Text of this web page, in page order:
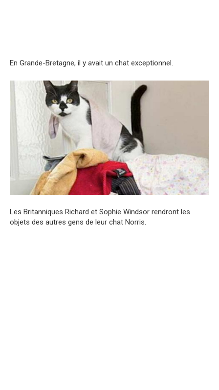
En Grande-Bretagne, il y avait un chat exceptionnel.
Les Britanniques Richard et Sophie Windsor rendront les
objets des autres gens de leur chat Norris.